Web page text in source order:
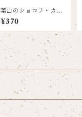
葉山のショコラ・カ
ロ ミルクティー
¥370